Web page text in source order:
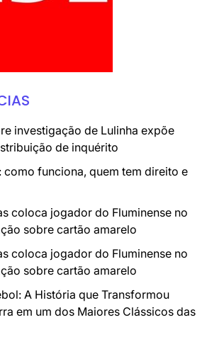
investigação de Lulinha expõe
de inquérito
como funciona, quem tem direito e
coloca jogador do Fluminense no
sobre cartão amarelo
coloca jogador do Fluminense no
sobre cartão amarelo
A História que Transformou
em um dos Maiores Clássicos das